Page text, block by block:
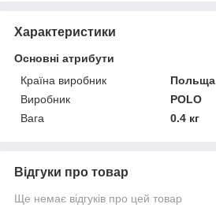
Характеристики
Основні атрибути
Країна виробник
Польща
Виробник
POLO
Вага
0.4 кг
Відгуки про товар
Ще немає відгуків про цей товар